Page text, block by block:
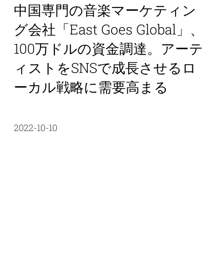
中国専門の音楽マーケティン
グ会社「East Goes Global」、
100万ドルの資金調達。アーテ
ィストをSNSで成長させるロ
ーカル戦略に需要高まる
2022-10-10